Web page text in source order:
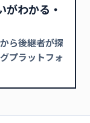
がわかる・
ら後継者が探
プラットフォ